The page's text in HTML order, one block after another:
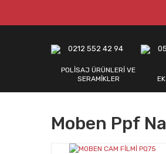
0212 552 42 94
POLİSAJ ÜRÜNLERİ VE
SERAMİKLER
Moben Ppf